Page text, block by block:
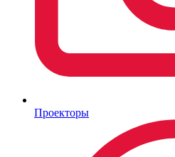
Проекторы